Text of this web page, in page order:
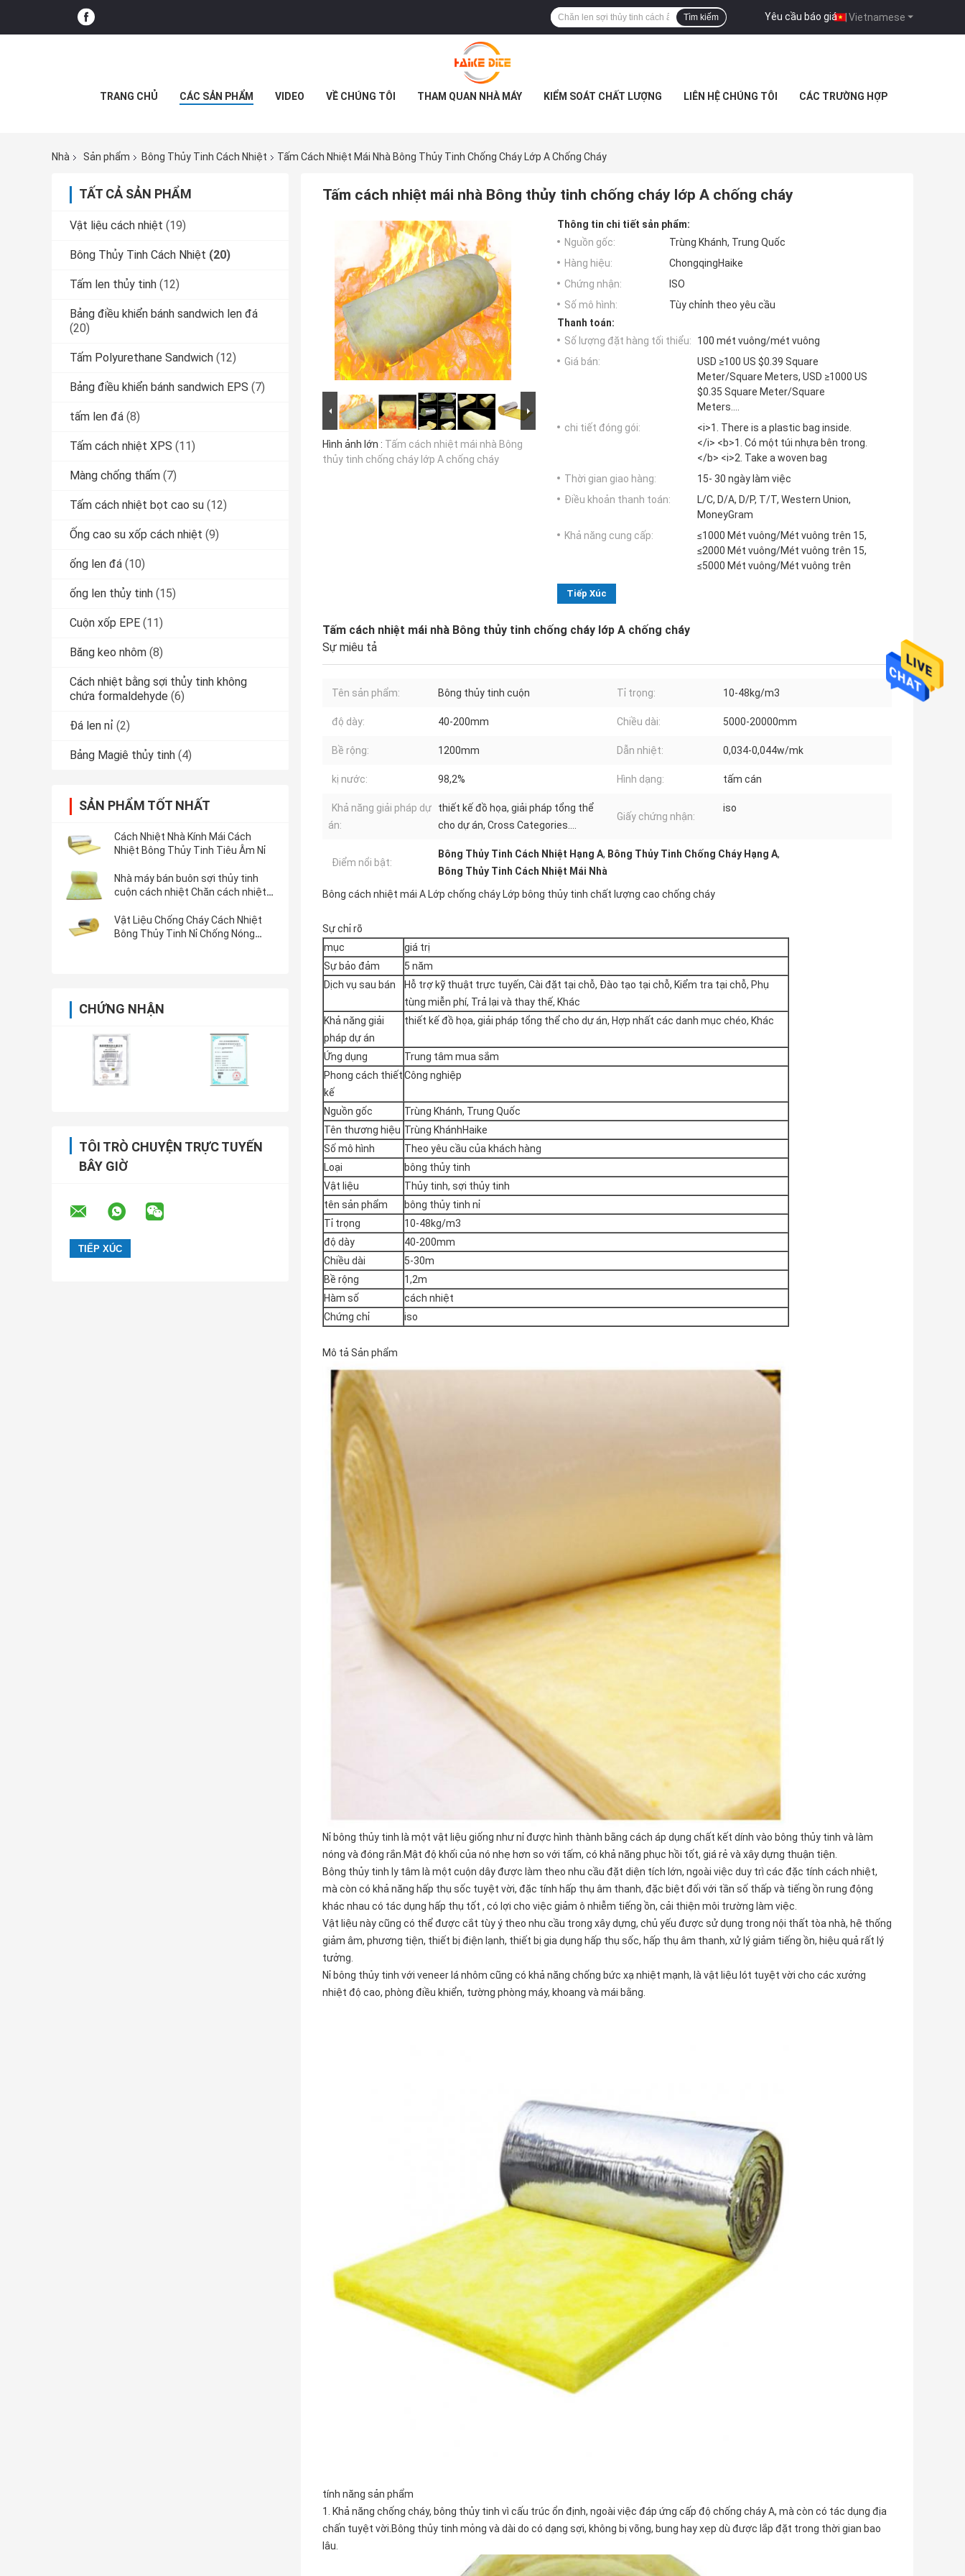
Chúng tôi sẽ gọi lại cho bạn sớm!
GỬI ĐI
Vietnamese
Yêu cầu báo giá |
Tìm kiếm
TRANG CHỦ CÁC SẢN PHẨM VIDEO VỀ CHÚNG TÔI THAM QUAN NHÀ MÁY KIỂM SOÁT CHẤT LƯỢNG LIÊN HỆ CHÚNG TÔI CÁC TRƯỜNG HỢP
Nhà Sản phẩm Bông Thủy Tinh Cách Nhiệt Tấm Cách Nhiệt Mái Nhà Bông Thủy Tinh Chống Cháy Lớp A Chống Cháy
TẤT CẢ SẢN PHẨM
Vật liệu cách nhiệt (19)
Bông Thủy Tinh Cách Nhiệt (20)
Tấm len thủy tinh (12)
Bảng điều khiển bánh sandwich len đá
(20)
Tấm Polyurethane Sandwich (12)
Bảng điều khiển bánh sandwich EPS (7)
tấm len đá (8)
Tấm cách nhiệt XPS (11)
Màng chống thấm (7)
Tấm cách nhiệt bọt cao su (12)
Ống cao su xốp cách nhiệt (9)
ống len đá (10)
ống len thủy tinh (15)
Cuộn xốp EPE (11)
Băng keo nhôm (8)
Cách nhiệt bằng sợi thủy tinh không
chứa formaldehyde (6)
Đá len nỉ (2)
Bảng Magiê thủy tinh (4)
SẢN PHẨM TỐT NHẤT
Cách Nhiệt Nhà Kính Mái Cách
Nhiệt Bông Thủy Tinh Tiêu Âm Nỉ
Nhà máy bán buôn sợi thủy tinh
cuộn cách nhiệt Chăn cách nhiệt
Vật Liệu Chống Cháy Cách Nhiệt
Bông Thủy Tinh Nỉ Chống Nóng
CHỨNG NHẬN
TÔI TRÒ CHUYỆN TRỰC TUYẾN
BÂY GIỜ
Tấm cách nhiệt mái nhà Bông thủy tinh chống cháy lớp A chống cháy
Hình ảnh lớn : Tấm cách nhiệt mái nhà Bông
thủy tinh chống cháy lớp A chống cháy
Thông tin chi tiết sản phẩm:
Nguồn gốc:
Trùng Khánh, Trung Quốc
Hàng hiệu:
ChongqingHaike
Chứng nhận:
ISO
Số mô hình:
Tùy chỉnh theo yêu cầu
Thanh toán:
Số lượng đặt hàng tối thiểu:
100 mét vuông/mét vuông
Giá bán:
USD ≥100 US $0.39 Square
Meter/Square Meters, USD ≥1000 US
$0.35 Square Meter/Square
Meters....
chi tiết đóng gói:
<i>1. There is a plastic bag inside.
</i> <b>1. Có một túi nhựa bên trong.
</b> <i>2. Take a woven bag
Thời gian giao hàng:
15- 30 ngày làm việc
Điều khoản thanh toán:
L/C, D/A, D/P, T/T, Western Union,
MoneyGram
Khả năng cung cấp:
≤1000 Mét vuông/Mét vuông trên 15,
≤2000 Mét vuông/Mét vuông trên 15,
≤5000 Mét vuông/Mét vuông trên
Tiếp Xúc
Tấm cách nhiệt mái nhà Bông thủy tinh chống cháy lớp A chống cháy
Sự miêu tả
Tên sản phẩm: Bông thủy tinh cuộn Tỉ trọng: 10-48kg/m3
độ dày: 40-200mm Chiều dài: 5000-20000mm
Bề rộng: 1200mm Dẫn nhiệt: 0,034-0,044w/mk
kị nước: 98,2% Hình dạng: tấm cán
Khả năng giải pháp dự
án:
thiết kế đồ họa, giải pháp tổng thể
cho dự án, Cross Categories....
Giấy chứng nhận:
iso
Điểm nổi bật:
Bông Thủy Tinh Cách Nhiệt Hạng A, Bông Thủy Tinh Chống Cháy Hạng A,
Bông Thủy Tinh Cách Nhiệt Mái Nhà
Bông cách nhiệt mái A Lớp chống cháy Lớp bông thủy tinh chất lượng cao chống cháy
Sự chỉ rõ
mục
giá trị
Sự bảo đảm
5 năm
Dịch vụ sau bán
Hỗ trợ kỹ thuật trực tuyến, Cài đặt tại chỗ, Đào tạo tại chỗ, Kiểm tra tại chỗ, Phụ
tùng miễn phí, Trả lại và thay thế, Khác
Khả năng giải
pháp dự án
thiết kế đồ họa, giải pháp tổng thể cho dự án, Hợp nhất các danh mục chéo, Khác
Ứng dụng
Trung tâm mua sắm
Phong cách thiết
kế
Công nghiệp
Nguồn gốc
Trùng Khánh, Trung Quốc
Tên thương hiệu Trùng KhánhHaike
Số mô hình
Theo yêu cầu của khách hàng
Loại
bông thủy tinh
Vật liệu
Thủy tinh, sợi thủy tinh
tên sản phẩm
bông thủy tinh nỉ
Tỉ trọng
10-48kg/m3
độ dày
40-200mm
Chiều dài
5-30m
Bề rộng
1,2m
Hàm số
cách nhiệt
Chứng chỉ
iso
Mô tả Sản phẩm
Nỉ bông thủy tinh là một vật liệu giống như nỉ được hình thành bằng cách áp dụng chất kết dính vào bông thủy tinh và làm
nóng và đóng rắn.Mật độ khối của nó nhẹ hơn so với tấm, có khả năng phục hồi tốt, giá rẻ và xây dựng thuận tiện.
Bông thủy tinh ly tâm là một cuộn dây được làm theo nhu cầu đặt diện tích lớn, ngoài việc duy trì các đặc tính cách nhiệt,
mà còn có khả năng hấp thụ sốc tuyệt vời, đặc tính hấp thụ âm thanh, đặc biệt đối với tần số thấp và tiếng ồn rung động
khác nhau có tác dụng hấp thụ tốt , có lợi cho việc giảm ô nhiễm tiếng ồn, cải thiện môi trường làm việc.
Vật liệu này cũng có thể được cắt tùy ý theo nhu cầu trong xây dựng, chủ yếu được sử dụng trong nội thất tòa nhà, hệ thống
giảm âm, phương tiện, thiết bị điện lạnh, thiết bị gia dụng hấp thụ sốc, hấp thụ âm thanh, xử lý giảm tiếng ồn, hiệu quả rất lý
tưởng.
Nỉ bông thủy tinh với veneer lá nhôm cũng có khả năng chống bức xạ nhiệt mạnh, là vật liệu lót tuyệt vời cho các xưởng
nhiệt độ cao, phòng điều khiển, tường phòng máy, khoang và mái bằng.
tính năng sản phẩm
1. Khả năng chống cháy, bông thủy tinh vì cấu trúc ổn định, ngoài việc đáp ứng cấp độ chống cháy A, mà còn có tác dụng địa
chấn tuyệt vời.Bông thủy tinh mỏng và dài do có dạng sợi, không bị võng, bung hay xẹp dù được lắp đặt trong thời gian bao
lâu.